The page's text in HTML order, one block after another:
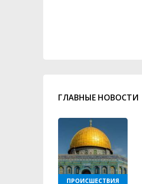
ГЛАВНЫЕ НОВОСТИ
ПРОИСШЕСТВИЯ